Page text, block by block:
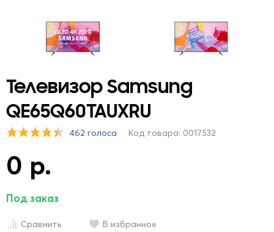
Телевизор Samsung
QE65Q60TAUXRU
462 голоса Код товара: 0017532
0 р.
Под заказ
Сравнить В избранное